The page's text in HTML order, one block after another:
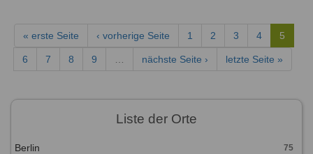
« erste Seite ‹ vorherige Seite 1 2 3 4 5
6 7 8 9 nächste Seite › letzte Seite »
Liste der Orte
Berlin 75